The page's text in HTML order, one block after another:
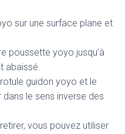
sur une surface plane et
poussette yoyo jusqu’à
abaissé.
guidon yoyo et le
le sens inverse des
vous pouvez utiliser